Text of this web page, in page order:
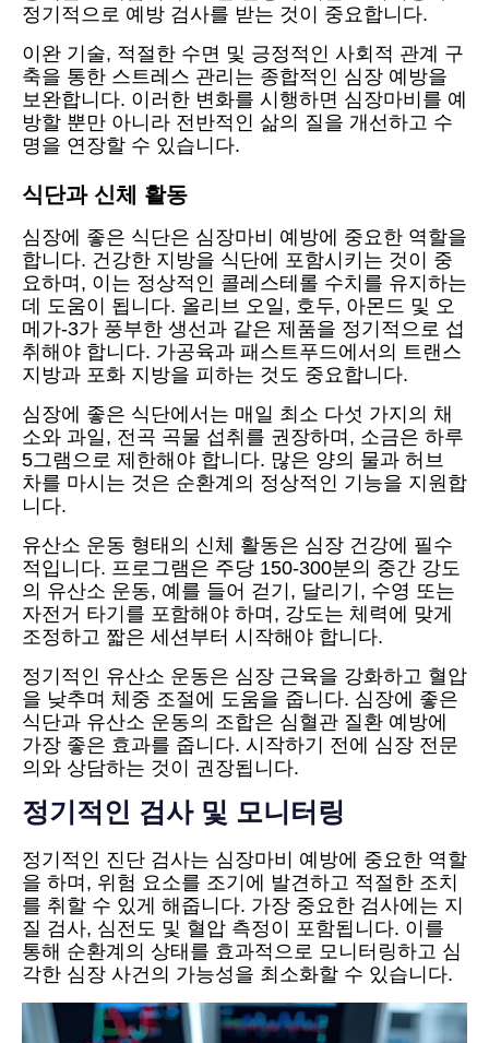
정기적으로 예방 검사를 받는 것이 중요합니다.
이완 기술, 적절한 수면 및 긍정적인 사회적 관계 구
축을 통한 스트레스 관리는 종합적인 심장 예방을
보완합니다. 이러한 변화를 시행하면 심장마비를 예
방할 뿐만 아니라 전반적인 삶의 질을 개선하고 수
명을 연장할 수 있습니다.
식단과 신체 활동
심장에 좋은 식단은 심장마비 예방에 중요한 역할을
합니다. 건강한 지방을 식단에 포함시키는 것이 중
요하며, 이는 정상적인 콜레스테롤 수치를 유지하는
데 도움이 됩니다. 올리브 오일, 호두, 아몬드 및 오
메가-3가 풍부한 생선과 같은 제품을 정기적으로 섭
취해야 합니다. 가공육과 패스트푸드에서의 트랜스
지방과 포화 지방을 피하는 것도 중요합니다.
심장에 좋은 식단에서는 매일 최소 다섯 가지의 채
소와 과일, 전곡 곡물 섭취를 권장하며, 소금은 하루
5그램으로 제한해야 합니다. 많은 양의 물과 허브
차를 마시는 것은 순환계의 정상적인 기능을 지원합
니다.
유산소 운동 형태의 신체 활동은 심장 건강에 필수
적입니다. 프로그램은 주당 150-300분의 중간 강도
의 유산소 운동, 예를 들어 걷기, 달리기, 수영 또는
자전거 타기를 포함해야 하며, 강도는 체력에 맞게
조정하고 짧은 세션부터 시작해야 합니다.
정기적인 유산소 운동은 심장 근육을 강화하고 혈압
을 낮추며 체중 조절에 도움을 줍니다. 심장에 좋은
식단과 유산소 운동의 조합은 심혈관 질환 예방에
가장 좋은 효과를 줍니다. 시작하기 전에 심장 전문
의와 상담하는 것이 권장됩니다.
정기적인 검사 및 모니터링
정기적인 진단 검사는 심장마비 예방에 중요한 역할
을 하며, 위험 요소를 조기에 발견하고 적절한 조치
를 취할 수 있게 해줍니다. 가장 중요한 검사에는 지
질 검사, 심전도 및 혈압 측정이 포함됩니다. 이를
통해 순환계의 상태를 효과적으로 모니터링하고 심
각한 심장 사건의 가능성을 최소화할 수 있습니다.